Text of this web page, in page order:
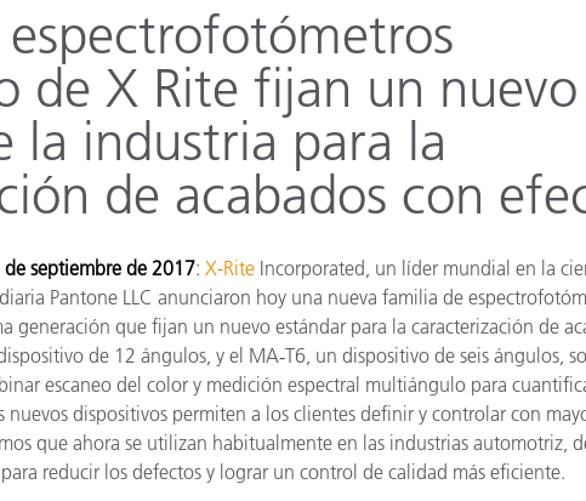
Textiles
Fabricantes de Cosméticos
Ciencias
Productos
Papel
Materiales
Bienes
Brand Experience Center
Otros
espectrofotómetros
de X Rite fijan un nuevo
la industria para la
de acabados con
septiembre de 2017: X-Rite Incorporated, un líder mundial en la
Pantone LLC anunciaron hoy una nueva familia de
generación que fijan un nuevo estándar para la caracterización de
de 12 ángulos, y el MA‑T6, un dispositivo de seis ángulos,
escaneo del color y medición espectral multiángulo para
dispositivos permiten a los clientes definir y controlar con
que ahora se utilizan habitualmente en las industrias automotriz,
reducir los defectos y lograr un control de calidad más eficiente.